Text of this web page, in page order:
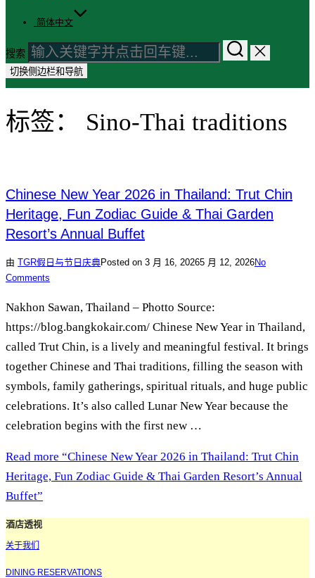
简体中文
搜索
切换侧边栏和导航
标签： Sino-Thai traditions
Chinese New Year 2026 in Thailand: Trut Chin
Heritage, Fun Zodiac Guide & Thai Garden
Resort’s Annual Buffet
由 TGR假日与节日庆典Posted on 3 月 16, 20265 月 12, 2026No
Comments
Nakhon Sawan, Thailand – Photto Source:
https://blog.bangkokair.com/ Chinese New Year in Thailand,
called Trut Chin, is a lively and meaningful festival. It brings
together Chinese and Thai traditions, filling the season with
symbols, family gatherings, spiritual rituals, and huge public
celebrations. It’s also called Lunar New Year because the
celebration begins with the first new …
Read more “Chinese New Year 2026 in Thailand: Trut Chin
Heritage, Fun Zodiac Guide & Thai Garden Resort’s Annual
Buffet”
酒店透视
关于我们
DINING RESERVATIONS